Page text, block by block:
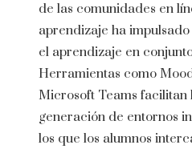
de las comunidades en
aprendizaje ha
el aprendizaje en
Herramientas como
Microsoft Teams facilitan
generación de entornos
los que los alumnos